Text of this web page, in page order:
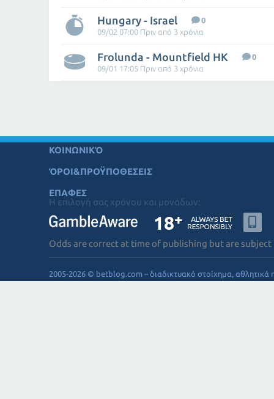
Hungary - Israel
0
09/02 07:00 Πριν από 3 χρόνια
Frolunda - Mountfield HK
0
09/01 17:05 Πριν από 3 χρόνια
ΚΟΙΝΩΝΙΚΌ
ΌΡΟΙ&ΠΡΟΫΠΟΘΕΣΕΙΣ
ΕΠΑΦΕΣ
Η επιλογή σας χρόνου και μονάδων:
Odds are correct at time of publishing but are subject
2005-2026 © betblog.com – διαδικτυακό στοίχημα, αθλητικά